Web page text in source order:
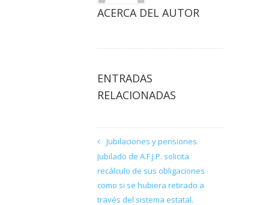
ACERCA DEL AUTOR
ENTRADAS
RELACIONADAS
Jubilaciones y pensiones.
Jubilado de A.F.J.P. solicita
recálculo de sus obligaciones
como si se hubiera retirado a
través del sistema estatal.